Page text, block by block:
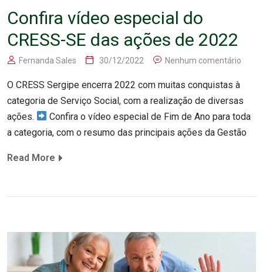
Confira vídeo especial do
CRESS-SE das ações de 2022
Fernanda Sales 30/12/2022 Nenhum comentário
O CRESS Sergipe encerra 2022 com muitas conquistas à
categoria de Serviço Social, com a realização de diversas
ações.
Confira o vídeo especial de Fim de Ano para toda
a categoria, com o resumo das principais ações da Gestão
Read More